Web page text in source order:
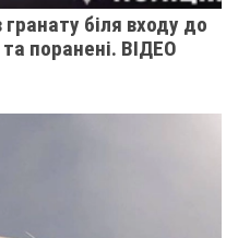
біля входу до
поранені. ВІДЕО